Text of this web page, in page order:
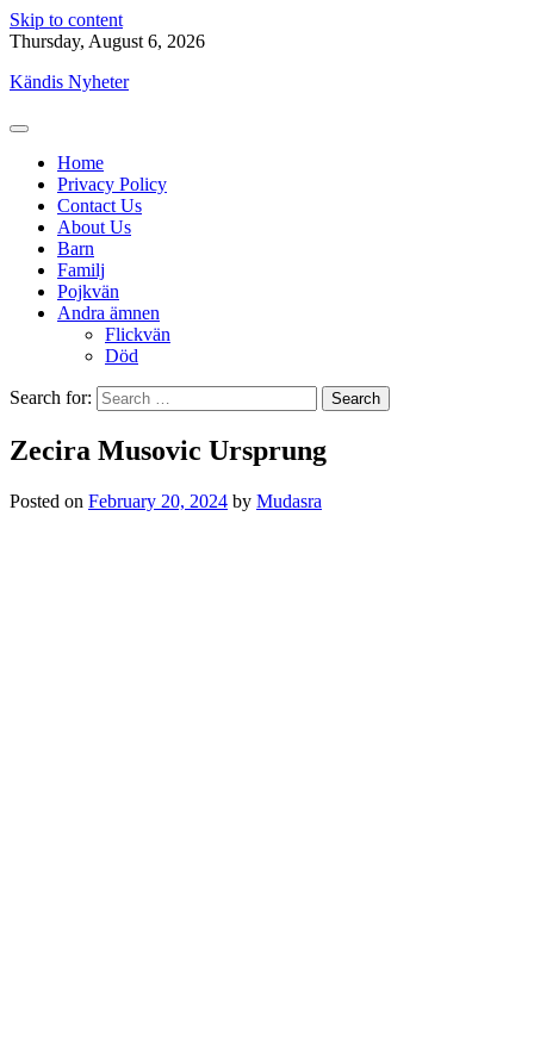
Skip to content
Thursday, August 6, 2026
Kändis Nyheter
Home
Privacy Policy
Contact Us
About Us
Barn
Familj
Pojkvän
Andra ämnen
Flickvän
Död
Search for:
Zecira Musovic Ursprung
Posted on February 20, 2024 by Mudasra